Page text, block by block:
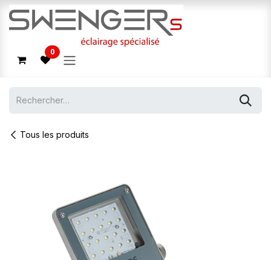
Se rendre au contenu
0
Tous les produits